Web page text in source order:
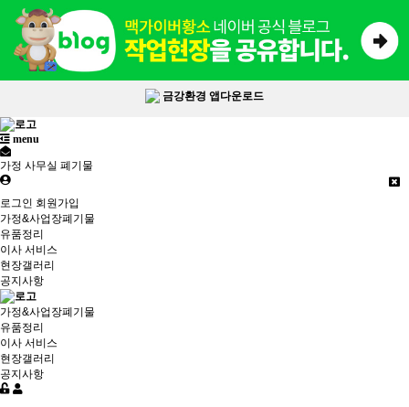
금강환경 앱다운로드
menu
가정 사무실 폐기물
로그인 회원가입
가정&사업장폐기물
유품정리
이사 서비스
현장갤러리
공지사항
가정&사업장폐기물
유품정리
이사 서비스
현장갤러리
공지사항